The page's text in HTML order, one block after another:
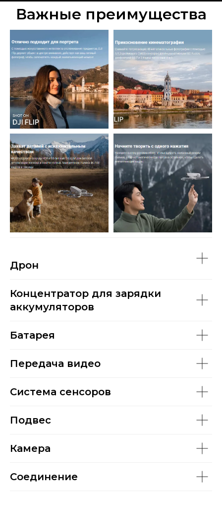
Важные преимущества
Дрон
Концентратор для зарядки
аккумуляторов
Батарея
Передача видео
Система сенсоров
Подвес
Камера
Соединение